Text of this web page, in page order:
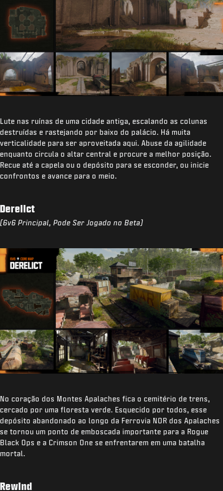
Lute nas ruínas de uma cidade antiga, escalando as colunas
destruídas e rastejando por baixo do palácio. Há muita
verticalidade para ser aproveitada aqui. Abuse da agilidade
enquanto circula o altar central e procure a melhor posição.
Recue até a capela ou o depósito para se esconder, ou inicie
confrontos e avance para o meio.
Derelict
(6v6 Principal, Pode Ser Jogado no Beta)
No coração dos Montes Apalaches fica o cemitério de trens,
cercado por uma floresta verde. Esquecido por todos, esse
depósito abandonado ao longo da Ferrovia NOR dos Apalaches
se tornou um ponto de emboscada importante para a Rogue
Black Ops e a Crimson One se enfrentarem em uma batalha
mortal.
Rewind